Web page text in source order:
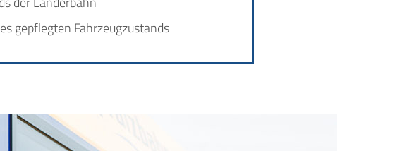
gepflegten Fahrzeugzustands